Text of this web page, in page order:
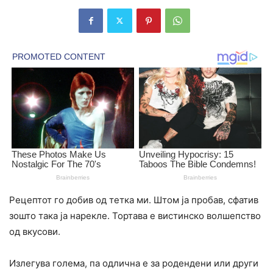
Рецептот го добив од тетка ми. Штом ја пробав, сфатив
зошто така ја нарекле. Тортава е вистинско волшепство
од вкусови.
Излегува голема, па одлична е за родендени или други